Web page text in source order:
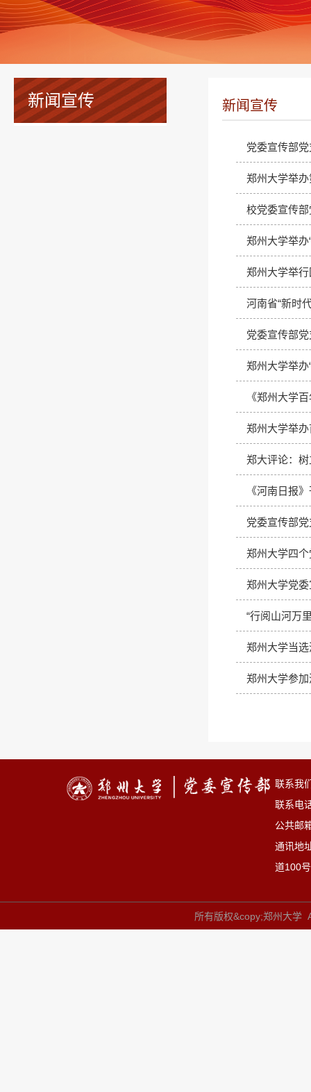
新闻宣传 新闻宣传
党委宣传部党
郑州大学举办
校党委宣传部
郑州大学举办
郑州大学举
河南省“新时
党委宣传部
郑州大学举办
《郑州大学
郑州大学举
郑大评论：
《河南日报
党委宣传部
郑州大学四
郑州大学党
“行阅山河万
郑州大学当
郑州大学参
联系我
联系电
公共邮
通讯地
道100号
所有版权&copy;郑州大学